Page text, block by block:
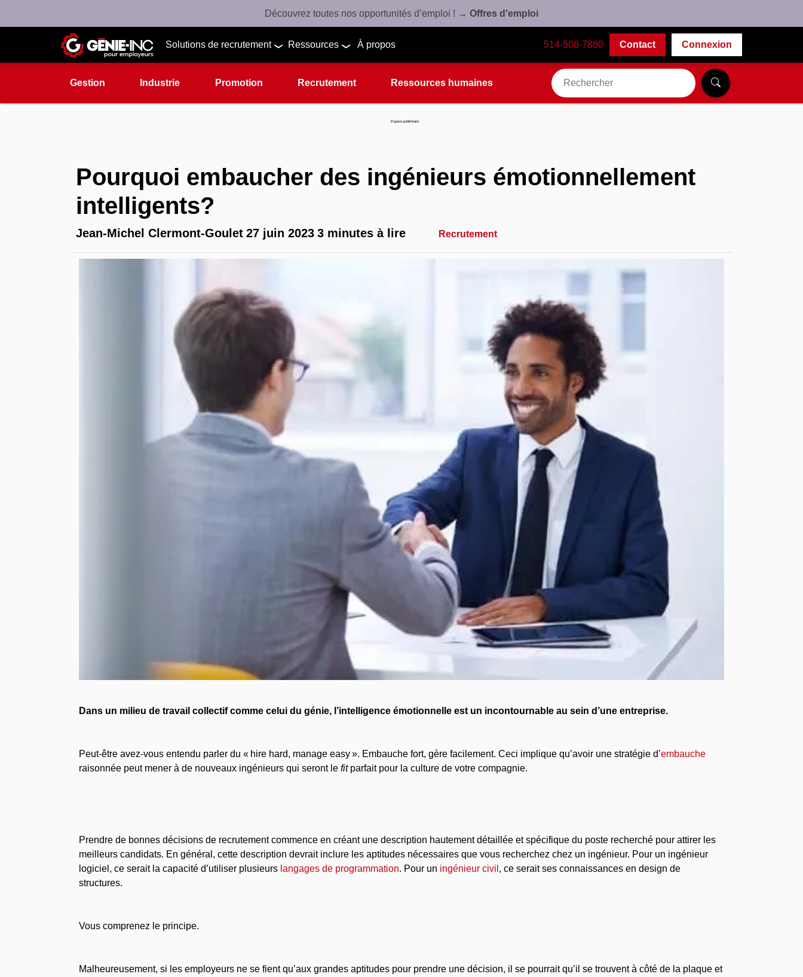
Découvrez toutes nos opportunités d’emploi ! → Offres d'emploi
Solutions de recrutement Ressources À propos 514-508-7880 Contact Connexion
Gestion Industrie Promotion Recrutement Ressources humaines
Espace publicitaire
Pourquoi embaucher des ingénieurs émotionnellement
intelligents?
Jean-Michel Clermont-Goulet 27 juin 2023 3 minutes à lire Recrutement
Dans un milieu de travail collectif comme celui du génie, l’intelligence émotionnelle est un incontournable au sein d’une entreprise.
Peut-être avez-vous entendu parler du « hire hard, manage easy ». Embauche fort, gère facilement. Ceci implique qu’avoir une stratégie d’embauche
raisonnée peut mener à de nouveaux ingénieurs qui seront le fit parfait pour la culture de votre compagnie.
Prendre de bonnes décisions de recrutement commence en créant une description hautement détaillée et spécifique du poste recherché pour attirer les
meilleurs candidats. En général, cette description devrait inclure les aptitudes nécessaires que vous recherchez chez un ingénieur. Pour un ingénieur
logiciel, ce serait la capacité d’utiliser plusieurs langages de programmation. Pour un ingénieur civil , ce serait ses connaissances en design de
structures.
Vous comprenez le principe.
Malheureusement, si les employeurs ne se fient qu’aux grandes aptitudes pour prendre une décision, il se pourrait qu’il se trouvent à côté de la plaque et